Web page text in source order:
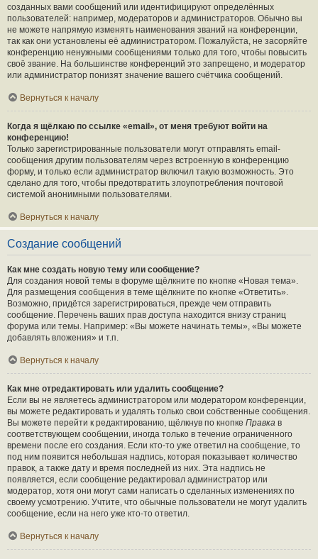
созданных вами сообщений или идентифицируют определённых
пользователей: например, модераторов и администраторов. Обычно вы
не можете напрямую изменять наименования званий на конференции,
так как они установлены её администратором. Пожалуйста, не засоряйте
конференцию ненужными сообщениями только для того, чтобы повысить
своё звание. На большинстве конференций это запрещено, и модератор
или администратор понизят значение вашего счётчика сообщений.
Вернуться к началу
Когда я щёлкаю по ссылке «email», от меня требуют войти на
конференцию!
Только зарегистрированные пользователи могут отправлять email-
сообщения другим пользователям через встроенную в конференцию
форму, и только если администратор включил такую возможность. Это
сделано для того, чтобы предотвратить злоупотребления почтовой
системой анонимными пользователями.
Вернуться к началу
Создание сообщений
Как мне создать новую тему или сообщение?
Для создания новой темы в форуме щёлкните по кнопке «Новая тема».
Для размещения сообщения в теме щёлкните по кнопке «Ответить».
Возможно, придётся зарегистрироваться, прежде чем отправить
сообщение. Перечень ваших прав доступа находится внизу страниц
форума или темы. Например: «Вы можете начинать темы», «Вы можете
добавлять вложения» и т.п.
Вернуться к началу
Как мне отредактировать или удалить сообщение?
Если вы не являетесь администратором или модератором конференции,
вы можете редактировать и удалять только свои собственные сообщения.
Вы можете перейти к редактированию, щёлкнув по кнопке Правка в
соответствующем сообщении, иногда только в течение ограниченного
времени после его создания. Если кто-то уже ответил на сообщение, то
под ним появится небольшая надпись, которая показывает количество
правок, а также дату и время последней из них. Эта надпись не
появляется, если сообщение редактировал администратор или
модератор, хотя они могут сами написать о сделанных изменениях по
своему усмотрению. Учтите, что обычные пользователи не могут удалить
сообщение, если на него уже кто-то ответил.
Вернуться к началу